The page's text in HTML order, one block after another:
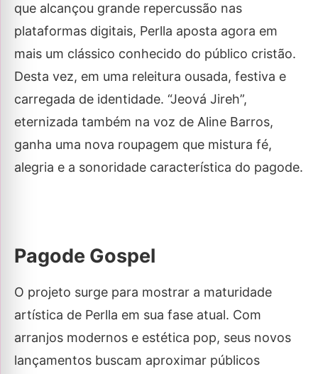
que alcançou grande repercussão nas
plataformas digitais, Perlla aposta agora em
mais um clássico conhecido do público cristão.
Desta vez, em uma releitura ousada, festiva e
carregada de identidade. “Jeová Jireh”,
eternizada também na voz de Aline Barros,
ganha uma nova roupagem que mistura fé,
alegria e a sonoridade característica do pagode.
Pagode Gospel
O projeto surge para mostrar a maturidade
artística de Perlla em sua fase atual. Com
arranjos modernos e estética pop, seus novos
lançamentos buscam aproximar públicos